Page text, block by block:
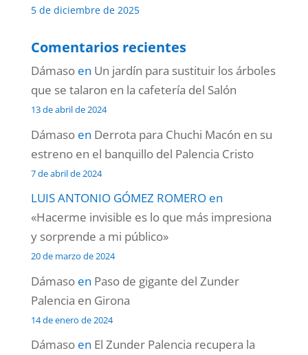
5 de diciembre de 2025
Comentarios recientes
Dámasoen Un jardín para sustituir los árboles
que se talaron en la cafetería del Salón
13 de abril de 2024
Dámasoen Derrota para Chuchi Macón en su
estreno en el banquillo del Palencia Cristo
7 de abril de 2024
LUIS ANTONIO GÓMEZ ROMEROen
«Hacerme invisible es lo que más impresiona
y sorprende a mi público»
20 de marzo de 2024
Dámasoen Paso de gigante del Zunder
Palencia en Girona
14 de enero de 2024
Dámasoen El Zunder Palencia recupera la